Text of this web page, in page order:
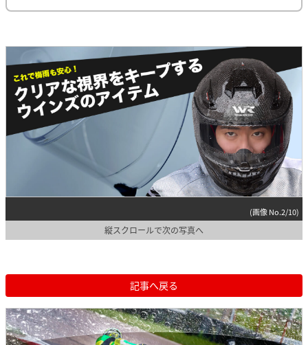
(画像 No.2/10)
縦スクロールで次の写真へ
記事へ戻る